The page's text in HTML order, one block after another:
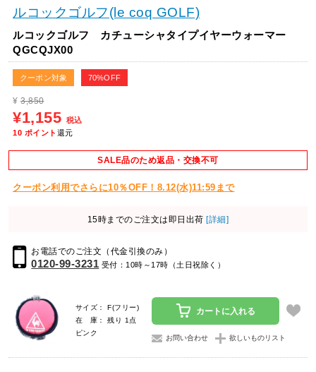
ルコックゴルフ(le coq GOLF)
ルコックゴルフ カチューシャタイプイヤーウォーマー
QGCQJX00
クーポン対象 70%OFF
¥ 3,850
¥1,155 税込
10 ポイント 還元
SALE品のため返品・交換不可
クーポン利用でさらに10％OFF！8.12(水)11:59まで
15時までのご注文は即日出荷 [詳細]
お電話でのご注文（代金引換のみ）
0120-99-3231 受付：10時～17時（土日祝除く）
サイズ： F(フリー)
在 庫： 残り 1点
ピンク
カートに入れる
お問い合わせ 欲しいものリスト